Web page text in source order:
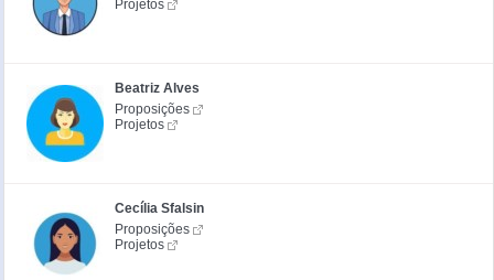
Projetos
Beatriz Alves
Proposições
Projetos
Cecília Sfalsin
Proposições
Projetos